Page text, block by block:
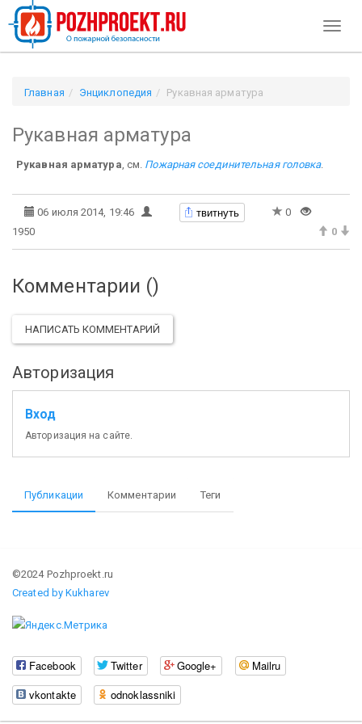
Главная Энциклопедия Рукавная арматура
Рукавная арматура
Рукавная арматура , см. Пожарная соединительная головка.
06 июля 2014, 19:46 твитнуть
0
1950
0
Комментарии ()
НАПИСАТЬ КОММЕНТАРИЙ
Авторизация
Вход
Авторизация на сайте.
Публикации Комментарии Теги
©2024 Pozhproekt.ru
Created by Kukharev
Facebook Twitter Google+
Mailru
vkontakte
odnoklassniki